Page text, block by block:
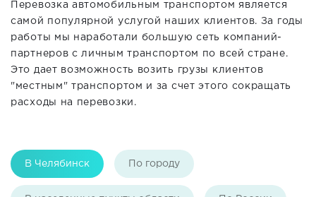
Перевозка автомобильным транспортом является
самой популярной услугой наших клиентов. За годы
работы мы наработали большую сеть компаний-
партнеров с личным транспортом по всей стране.
Это дает возможность возить грузы клиентов
"местным" транспортом и за счет этого сокращать
расходы на перевозки.
В Челябинск По городу